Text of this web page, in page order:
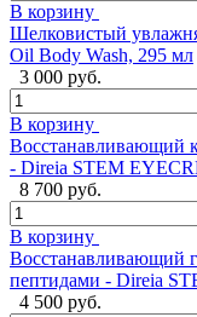
В корзину
Шелковистый
Oil Body Wash, 295 мл
3 000 руб.
В корзину
Восстанавливающий
- Direia STEM
8 700 руб.
В корзину
Восстанавливающий
пептидами - Direia
4 500 руб.